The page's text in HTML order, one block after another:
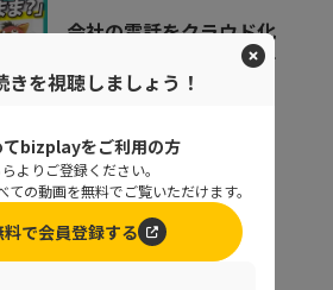
会社の電話をクラウド化
するメリットとは？電話
業務を効率化する方法
取りこぼしはなぜ起き
る？“見えない失注”を
きを視聴しましょう！
てbizplayをご利用の方
よりご登録ください。
ての動画を無料でご覧いただけます。
料で会員登録する